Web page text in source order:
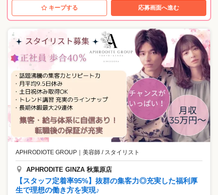
て長く活躍できるよう、職場環境の改善や働きやすい仕組みづくり、キ
ャリア支援や心身のサポートを実施しています。あなたの意見が、より
良い未来をつくる力に。 《スタッフvoiceを紹介♪》 □在籍2年目・男
性・エリアディレクター どこで働くか？より誰と働くか？ スタッフの幸
せとは尊敬できる上司、魅力的な同僚が傍に居る事だと思います！ これ
からもそんな魅力あふれる人が少しでも増えるよう運営していきます♪ □
在籍3年目・女性・店長 正社員として入社後、店長を経験しています。
予約がほぼ毎日満席となってしまっているのでスタイリストさん急募で
す！！ □在籍4年目・女性・スタイリスト アシスタントとして入社しまし
た。 たくさんのモデルさんを施術出来、撮影やSNSなども協力してくれ
るのでとっても助かります♪ □在籍6年目・男性・トップデザイナー 業務
委託として働くのが初めてで、戸惑いもありましたが、 見学時に丁寧に
説明して下さったので不安も解消され安心して働けています。 撮影やSN
S関連にも力を入れている会社なので、美容師としてのレベルアップやト
レンドの勉強もしっかりできます！
キープする 応募画面へ進む
APHRODIOTE GROUP 美容師 / スタイリスト
APHRODITE GINZA 秋葉原店
【スタッフ定着率95%】抜群の集客力◎充実した福利厚
生で理想の働き方を実現♪